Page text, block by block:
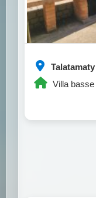
Talatamaty
Villa basse